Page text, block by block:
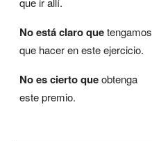
No está claro quetengamos
que hacer en este ejercicio.
No es cierto queobtenga
este premio.